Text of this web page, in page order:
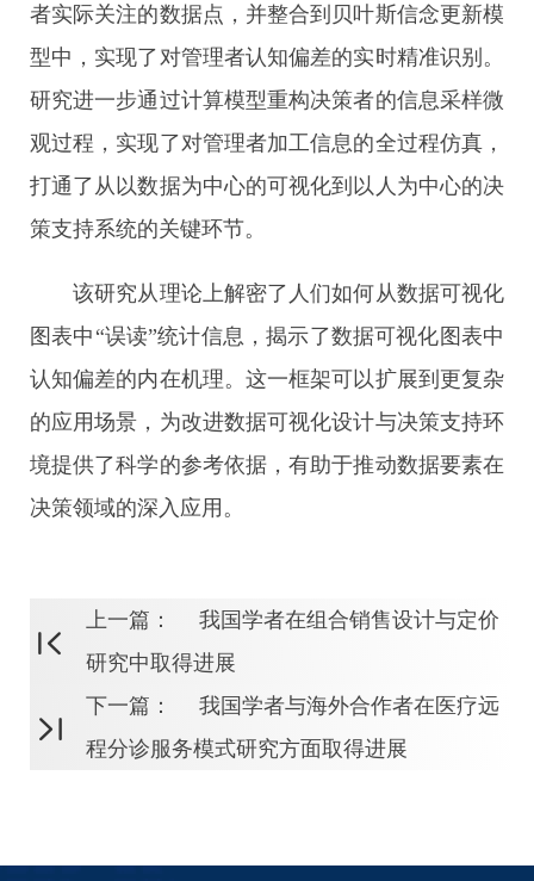
者实际关注的数据点，并整合到贝叶斯信念更新模
型中，实现了对管理者认知偏差的实时精准识别。
研究进一步通过计算模型重构决策者的信息采样微
观过程，实现了对管理者加工信息的全过程仿真，
打通了从以数据为中心的可视化到以人为中心的决
策支持系统的关键环节。
该研究从理论上解密了人们如何从数据可视化
图表中“误读”统计信息，揭示了数据可视化图表中
认知偏差的内在机理。这一框架可以扩展到更复杂
的应用场景，为改进数据可视化设计与决策支持环
境提供了科学的参考依据，有助于推动数据要素在
决策领域的深入应用。
上一篇：
我国学者在组合销售设计与定价
研究中取得进展
下一篇：
我国学者与海外合作者在医疗远
程分诊服务模式研究方面取得进展